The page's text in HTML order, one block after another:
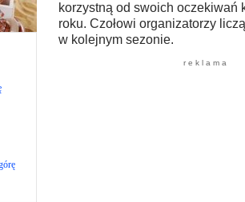
korzystną od swoich oczekiwań
roku. Czołowi organizatorzy
w kolejnym sezonie.
r e k l a m a